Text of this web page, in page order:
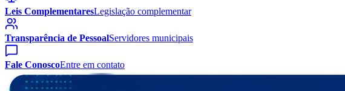
Leis ComplementaresLegislação complementar
Transparência de PessoalServidores municipais
Fale ConoscoEntre em contato